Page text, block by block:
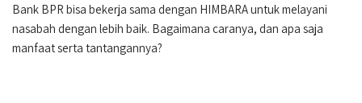
Bank BPR bisa bekerja sama dengan HIMBARA untuk melayani
nasabah dengan lebih baik. Bagaimana caranya, dan apa saja
manfaat serta tantangannya?